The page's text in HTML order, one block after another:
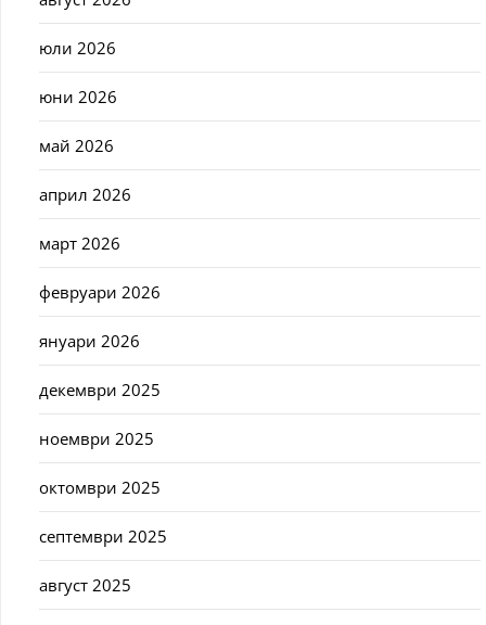
юли 2026
юни 2026
май 2026
април 2026
март 2026
февруари 2026
януари 2026
декември 2025
ноември 2025
октомври 2025
септември 2025
август 2025